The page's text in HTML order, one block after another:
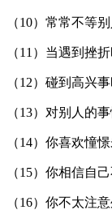
（10）常常不等
（11）当遇到挫
（12）碰到高兴
（13）对别人的
（14）你喜欢憧憬
（15）你相信自
（16）你不太注意